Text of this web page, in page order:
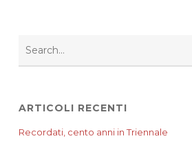
ARTICOLI RECENTI
Recordati, cento anni in Triennale